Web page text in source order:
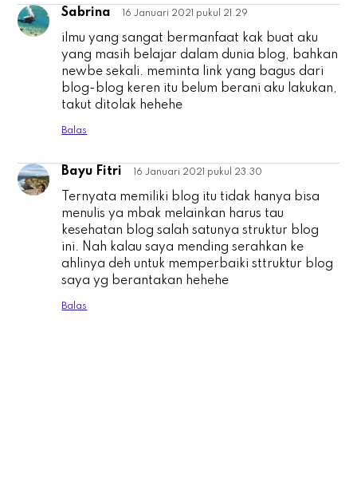
S Sabrina 16 Januari 2021 pukul 21.29
ilmu yang sangat bermanfaat kak buat aku
yang masih belajar dalam dunia blog, bahkan
newbe sekali. meminta link yang bagus dari
blog-blog keren itu belum berani aku lakukan,
takut ditolak hehehe
Balas
B Bayu Fitri 16 Januari 2021 pukul 23.30
Ternyata memiliki blog itu tidak hanya bisa
menulis ya mbak melainkan harus tau
kesehatan blog salah satunya struktur blog
ini. Nah kalau saya mending serahkan ke
ahlinya deh untuk memperbaiki sttruktur blog
saya yg berantakan hehehe
Balas